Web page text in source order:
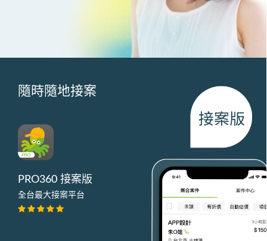
隨時隨地接案
PRO360 接案版
全台最大接案平台